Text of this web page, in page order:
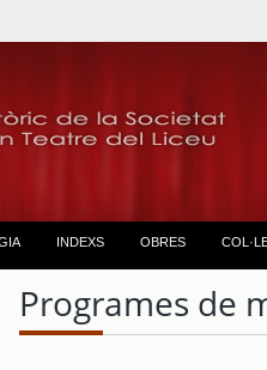
INDEXS OBRES
Programes de